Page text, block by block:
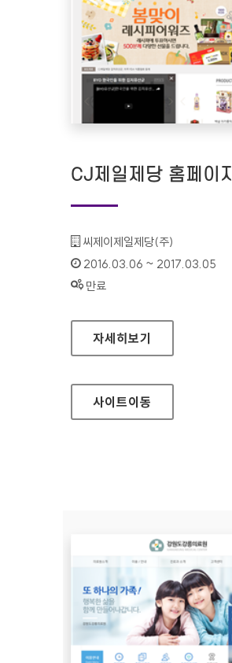
CJ제일제당 홈페이지
기관명 :
씨제이제일제당(주)
인증기간 :
2016.03.06 ~ 2017.03.05
상태 :
만료
CJ제일제당 홈페이지
자세히보기
사이트이동